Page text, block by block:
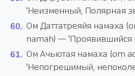
'Неизменный, Полярная
Ом Даттатреяйя намаха
namaḥ) — 'Проявившийся
Ом Ачьютая намаха (oṃ
'Непогрешимый,